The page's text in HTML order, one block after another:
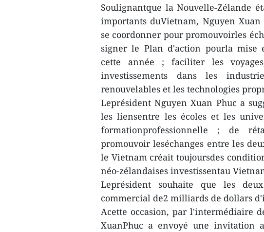
Soulignantque la Nouvelle-Zélande
importants duVietnam, Nguyen
se coordonner pour promouvoirles
signer le Plan d'action pourla mise
cette année ; faciliter les
investissements dans les
renouvelables et les technologies
Leprésident Nguyen Xuan Phuc a
les liensentre les écoles et les
formationprofessionnelle ; de
promouvoir leséchanges entre les
le Vietnam créait toujoursdes
néo-zélandaises investissentau
Leprésident souhaite que les
commercial de2 milliards de dollars
Acette occasion, par l'intermédiaire
XuanPhuc a envoyé une invitation